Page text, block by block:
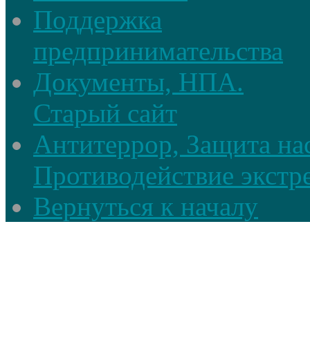
Поддержка
предпринимательства
Документы, НПА.
Старый сайт
Антитеррор, Защита
Противодействие
Вернуться к началу